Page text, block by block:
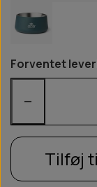
Forventet
−
Tilføj